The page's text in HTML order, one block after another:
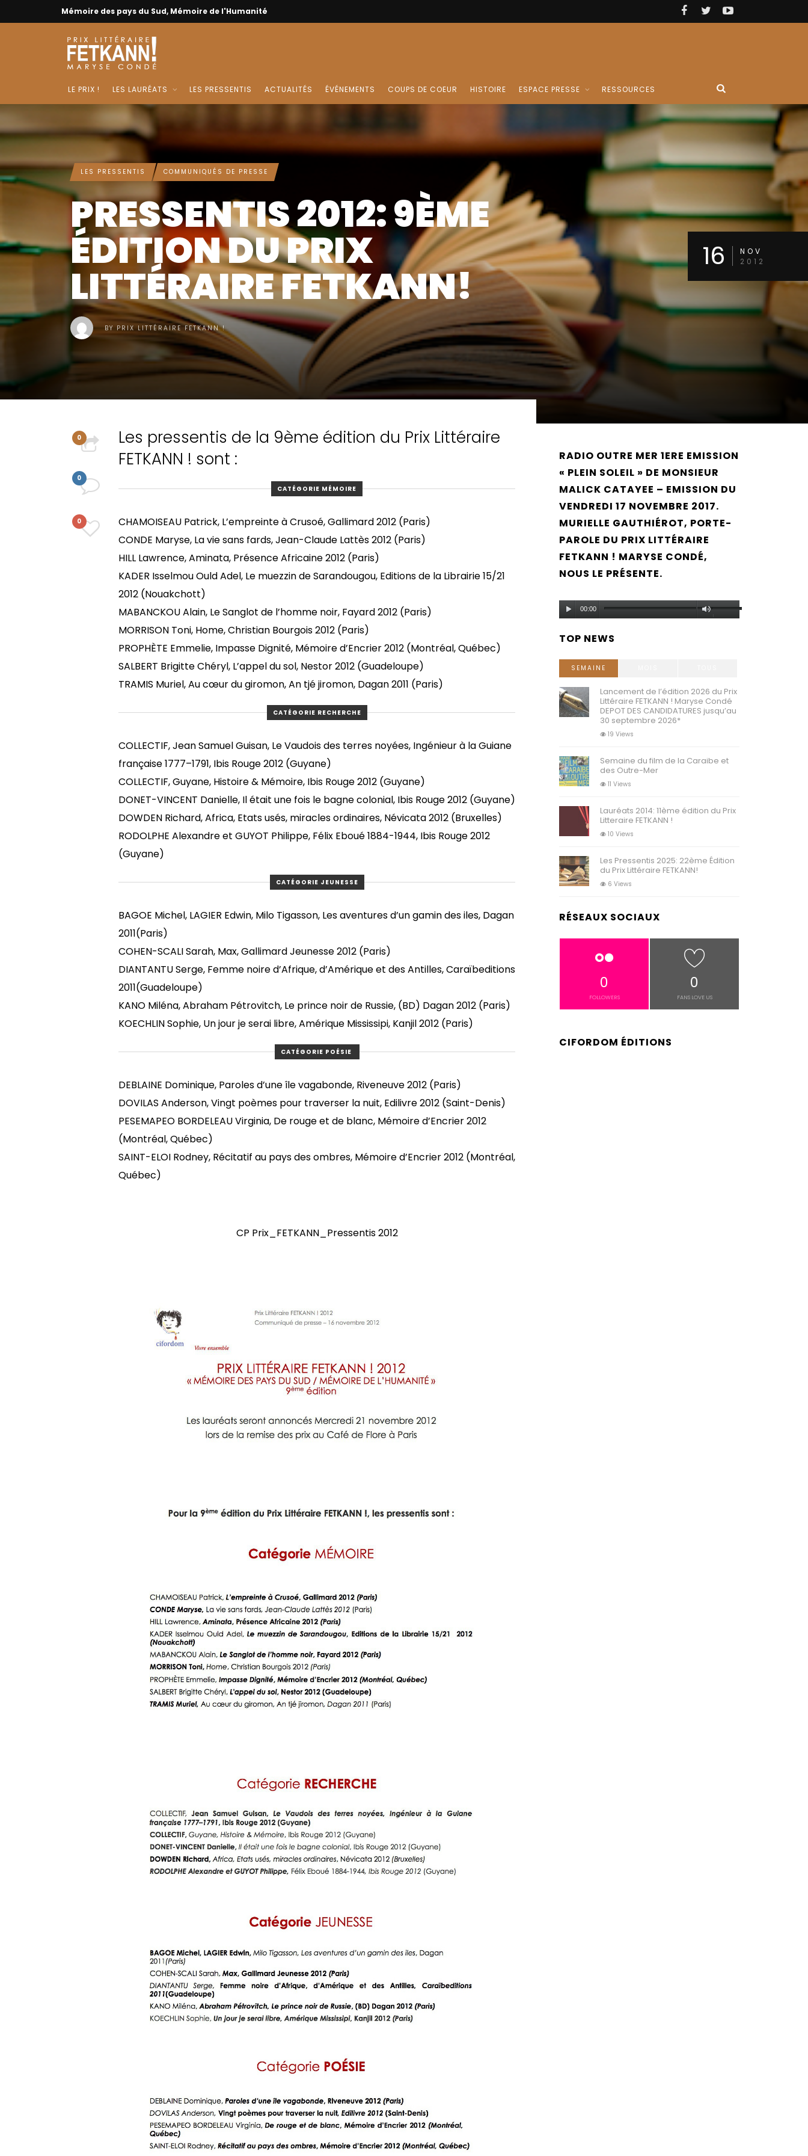
Mémoire des pays du Sud, Mémoire de l'Humanité
LE PRIX ! LES LAURÉATS LES PRESSENTIS ACTUALITÉS ÉVÉNEMENTS COUPS DE COEUR HISTOIRE ESPACE PRESSE RESSOURCES
LES PRESSENTIS COMMUNIQUÉS DE PRESSE
PRESSENTIS 2012: 9ÈME
ÉDITION DU PRIX
LITTÉRAIRE FETKANN!
BY PRIX LITTÉRAIRE FETKANN !
16
NOV
2012
0
0
0
Les pressentis de la 9ème édition du Prix Littéraire
FETKANN ! sont :
CATÉGORIE MÉMOIRE
CHAMOISEAU Patrick, L’empreinte à Crusoé, Gallimard 2012 (Paris)
CONDE Maryse, La vie sans fards, Jean-Claude Lattès 2012 (Paris)
HILL Lawrence, Aminata, Présence Africaine 2012 (Paris)
KADER Isselmou Ould Adel, Le muezzin de Sarandougou, Editions de la Librairie 15/21
2012 (Nouakchott)
MABANCKOU Alain, Le Sanglot de l’homme noir, Fayard 2012 (Paris)
MORRISON Toni, Home, Christian Bourgois 2012 (Paris)
PROPHÈTE Emmelie, Impasse Dignité, Mémoire d’Encrier 2012 (Montréal, Québec)
SALBERT Brigitte Chéryl, L’appel du sol, Nestor 2012 (Guadeloupe)
TRAMIS Muriel, Au cœur du giromon, An tjé jiromon, Dagan 2011 (Paris)
CATÉGORIE RECHERCHE
COLLECTIF, Jean Samuel Guisan, Le Vaudois des terres noyées, Ingénieur à la Guiane
française 1777–1791, Ibis Rouge 2012 (Guyane)
COLLECTIF, Guyane, Histoire & Mémoire, Ibis Rouge 2012 (Guyane)
DONET-VINCENT Danielle, Il était une fois le bagne colonial, Ibis Rouge 2012 (Guyane)
DOWDEN Richard, Africa, Etats usés, miracles ordinaires, Névicata 2012 (Bruxelles)
RODOLPHE Alexandre et GUYOT Philippe, Félix Eboué 1884-1944, Ibis Rouge 2012
(Guyane)
CATÉGORIE JEUNESSE
BAGOE Michel, LAGIER Edwin, Milo Tigasson, Les aventures d’un gamin des iles, Dagan
2011(Paris)
COHEN-SCALI Sarah, Max, Gallimard Jeunesse 2012 (Paris)
DIANTANTU Serge, Femme noire d’Afrique, d’Amérique et des Antilles, Caraïbeditions
2011(Guadeloupe)
KANO Miléna, Abraham Pétrovitch, Le prince noir de Russie, (BD) Dagan 2012 (Paris)
KOECHLIN Sophie, Un jour je serai libre, Amérique Mississipi, Kanjil 2012 (Paris)
CATÉGORIE POÉSIE
DEBLAINE Dominique, Paroles d’une île vagabonde, Riveneuve 2012 (Paris)
DOVILAS Anderson, Vingt poèmes pour traverser la nuit, Edilivre 2012 (Saint-Denis)
PESEMAPEO BORDELEAU Virginia, De rouge et de blanc, Mémoire d’Encrier 2012
(Montréal, Québec)
SAINT-ELOI Rodney, Récitatif au pays des ombres, Mémoire d’Encrier 2012 (Montréal,
Québec)
CP Prix_FETKANN_Pressentis 2012
RADIO OUTRE MER 1ERE EMISSION
« PLEIN SOLEIL » DE MONSIEUR
MALICK CATAYEE – EMISSION DU
VENDREDI 17 NOVEMBRE 2017.
MURIELLE GAUTHIÉROT, PORTE-
PAROLE DU PRIX LITTÉRAIRE
FETKANN ! MARYSE CONDÉ,
NOUS LE PRÉSENTE.
Lecteur
00:00
Utilisez
augmenter
le
TOP NEWS
SEMAINE
Lancement de l’édition 2026 du Prix
Littéraire FETKANN ! Maryse Condé
DEPOT DES CANDIDATURES jusqu’au
30 septembre 2026*
19 Views
Semaine du film de la Caraibe et
des Outre-Mer
11 Views
Lauréats 2014: 11ème édition du Prix
Litteraire FETKANN !
10 Views
Les Pressentis 2025: 22ème Édition
du Prix Littéraire FETKANN!
6 Views
RÉSEAUX SOCIAUX
0
FOLLOWERS
0
FANS LOVE US
CIFORDOM ÉDITIONS